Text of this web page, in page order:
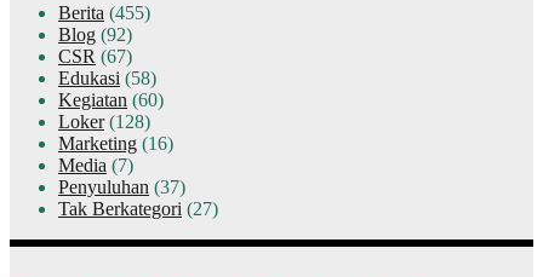
Berita (455)
Blog (92)
CSR (67)
Edukasi (58)
Kegiatan (60)
Loker(128)
Marketing (16)
Media (7)
Penyuluhan (37)
Tak Berkategori (27)